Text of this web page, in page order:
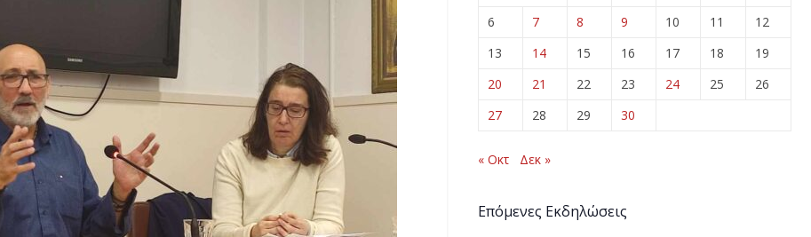
6
7 8 9 10 11
12
13
14 15 16 17 18
19
20
21 22 23 24 25
26
27
28 29 30
« Οκτ Δεκ »
Επόμενες Εκδηλώσεις